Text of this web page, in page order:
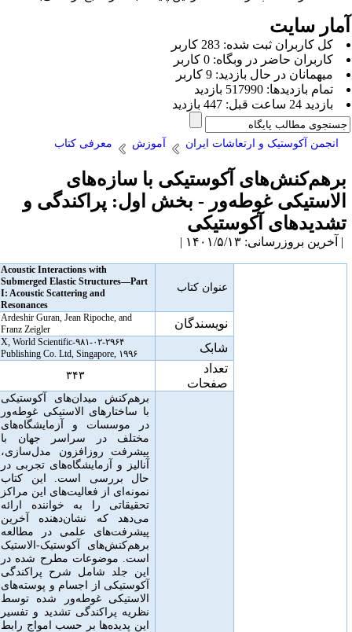
سایت
كل کاربران ثبت شده: 283 کاربر
کاربران حاضر در وبگاه: 0 کاربر
ميهمانان در حال بازديد: 9 کاربر
تمام بازديد‌ها: 517990 بازدید
بازديد 24 ساعت قبل: 447 بازدید
انجمن آکوستیک و ارتعاشات ایران آموزش معرفی کتاب
آکوستیکی با سازه‌های
غوطه‌ور - بخش اول: پراکندگی و
آکوستیکی
بروزرسانی: ۱۴۰۱/۵/۱۳ |
عنوان کتاب
Acoustic Interactions with
Submerged Elastic Structures—Part
I: Acoustic Scattering and
Resonances
نویسندگان
Ardeshir Guran, Jean Ripoche, and
Franz Zeigler
شابک
۹۸۱-۰۲-۲۹۶۴-X, World Scientific
Publishing Co. Ltd, Singapore, ۱۹۹۶
تعداد
صفحات
۳۴۳
برهم‌کنش میدان‌های آکوستیکی
با ساختارهای الاستیکی غوطه‌ور
در موسسات و آزمایشگاه‌های
مختلف در سراسر جهان با
پیشرفت روزافزون مدل‌سازی،
آنالیز و آزمایشگاه‌های تجربی در
حال بررسی است.این کتاب
نمونه‌ای از فعالیت‌های این مراکز
تحقیقاتی را به خواننده ارائه
می‌دهد که نشان‌دهنده آخرین
پیشرفت‌های علمی در مطالعه
برهم‌کنش‌های آکوستیک-الاستیک
است.موضوعات مطرح شده در
این جلد شامل شرح پراکندگی
آکوستیکی از اجسام و پوسته‌های
الاستیکی غوطه‌ور شده توسط
نظریه پراکندگی تشدید و تفسیر
این پدیده‌ها بر حسب امواج رابط